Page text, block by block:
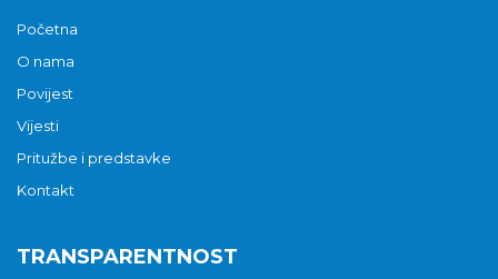
Početna
O nama
Povijest
Vijesti
Pritužbe i predstavke
Kontakt
TRANSPARENTNOST